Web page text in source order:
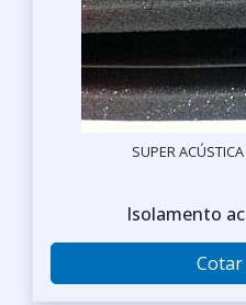
SUPER
Isolamento